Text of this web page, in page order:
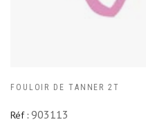
FOULOIR DE TANNER 2T
Réf : 903113